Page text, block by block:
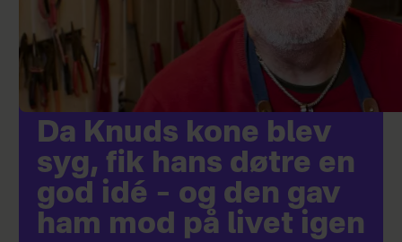
Da Knuds kone blev
syg, fik hans døtre en
god idé – og den gav
ham mod på livet igen